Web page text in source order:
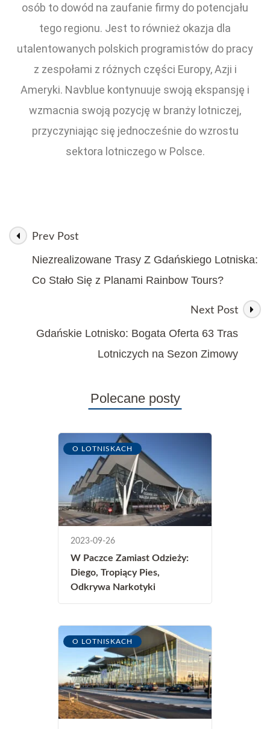
osób to dowód na zaufanie firmy do potencjału
tego regionu. Jest to również okazja dla
utalentowanych polskich programistów do pracy
z zespołami z różnych części Europy, Azji i
Ameryki. Navblue kontynuuje swoją ekspansję i
wzmacnia swoją pozycję w branży lotniczej,
przyczyniając się jednocześnie do wzrostu
sektora lotniczego w Polsce.
Prev Post
Niezrealizowane Trasy Z Gdańskiego Lotniska:
Co Stało Się z Planami Rainbow Tours?
Next Post
Gdańskie Lotnisko: Bogata Oferta 63 Tras
Lotniczych na Sezon Zimowy
Polecane posty
O LOTNISKACH
2023-09-26
W Paczce Zamiast Odzieży:
Diego, Tropiący Pies,
Odkrywa Narkotyki
O LOTNISKACH